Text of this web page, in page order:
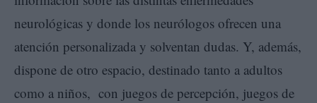
neurológicas y donde los neurólogos ofrecen una
atención personalizada y solventan dudas. Y, además,
dispone de otro espacio, destinado tanto a adultos
como a niños, con juegos de percepción, juegos de